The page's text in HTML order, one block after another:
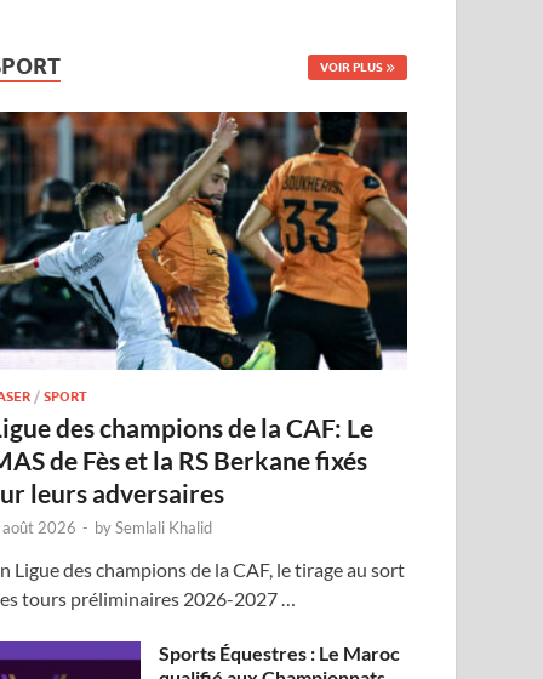
VOIR PLUS
/SPORT
des champions de la CAF: Le
de Fès et la RS Berkane fixés
leurs adversaires
2026 - bySemlali Khalid
Ligue des champions de la CAF, le tirage au sort
tours préliminaires 2026-2027 …
Sports Équestres : Le Maroc